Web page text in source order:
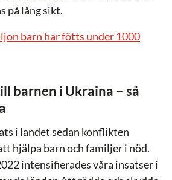
på lång sikt.
barn har fötts under 1000
barnen i Ukraina – så
i landet sedan konflikten
hjälpa barn och familjer i nöd.
intensifierades våra insatser i